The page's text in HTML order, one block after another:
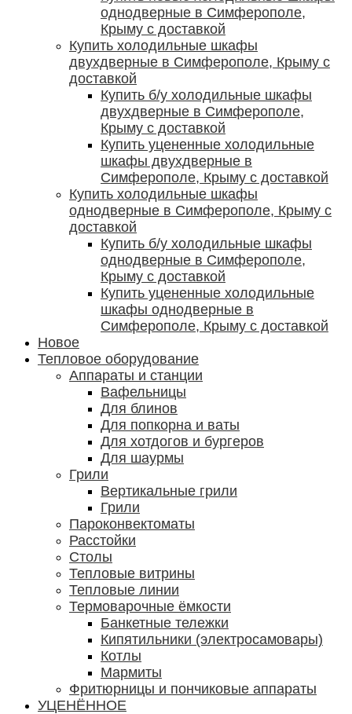
однодверные в Симферополе,
Крыму с доставкой
Купить холодильные шкафы
двухдверные в Симферополе, Крыму с
доставкой
Купить б/у холодильные шкафы
двухдверные в Симферополе,
Крыму с доставкой
Купить уцененные холодильные
шкафы двухдверные в
Симферополе, Крыму с доставкой
Купить холодильные шкафы
однодверные в Симферополе, Крыму с
доставкой
Купить б/у холодильные шкафы
однодверные в Симферополе,
Крыму с доставкой
Купить уцененные холодильные
шкафы однодверные в
Симферополе, Крыму с доставкой
Новое
Тепловое оборудование
Аппараты и станции
Вафельницы
Для блинов
Для попкорна и ваты
Для хотдогов и бургеров
Для шаурмы
Грили
Вертикальные грили
Грили
Пароконвектоматы
Расстойки
Столы
Тепловые витрины
Тепловые линии
Термоварочные ёмкости
Банкетные тележки
Кипятильники (электросамовары)
Котлы
Мармиты
Фритюрницы и пончиковые аппараты
УЦЕНЁННОЕ